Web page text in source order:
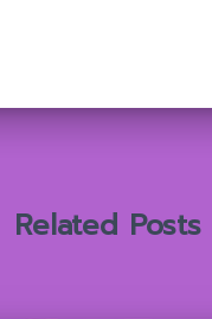
Related Posts